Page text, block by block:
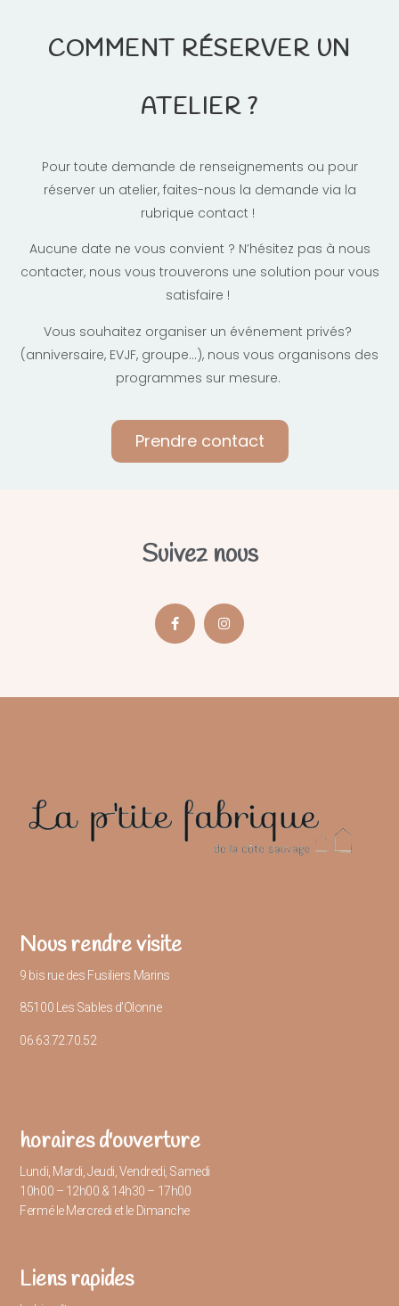
COMMENT RÉSERVER UN
ATELIER ?
Pour toute demande de renseignements ou pour
réserver un atelier, faites-nous la demande via la
rubrique contact !
Aucune date ne vous convient ? N’hésitez pas à nous
contacter, nous vous trouverons une solution pour vous
satisfaire !
Vous souhaitez organiser un événement privés?
(anniversaire, EVJF, groupe…), nous vous organisons des
programmes sur mesure.
Prendre contact
Suivez nous
Nous rendre visite
9 bis rue des Fusiliers Marins
85100 Les Sables d’Olonne
06.63.72.70.52
horaires d'ouverture
Lundi, Mardi, Jeudi, Vendredi, Samedi
10h00 – 12h00 & 14h30 – 17h00
Fermé le Mercredi et le Dimanche
Liens rapides